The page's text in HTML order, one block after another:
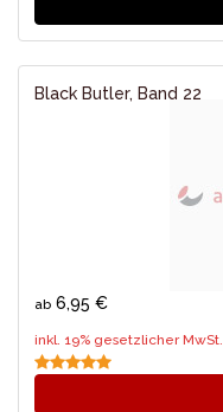
Black Butler, Band 22
ab 6,95 €
inkl. 19% gesetzlicher MwSt.